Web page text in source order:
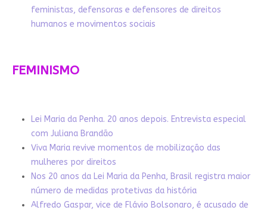
feministas, defensoras e defensores de direitos
humanos e movimentos sociais
FEMINISMO
Lei Maria da Penha. 20 anos depois. Entrevista especial
com Juliana Brandão
Viva Maria revive momentos de mobilização das
mulheres por direitos
Nos 20 anos da Lei Maria da Penha, Brasil registra maior
número de medidas protetivas da história
Alfredo Gaspar, vice de Flávio Bolsonaro, é acusado de